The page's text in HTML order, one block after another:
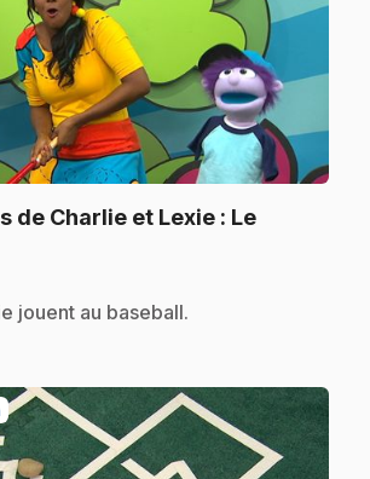
de Charlie et Lexie : Le
jouent au baseball.